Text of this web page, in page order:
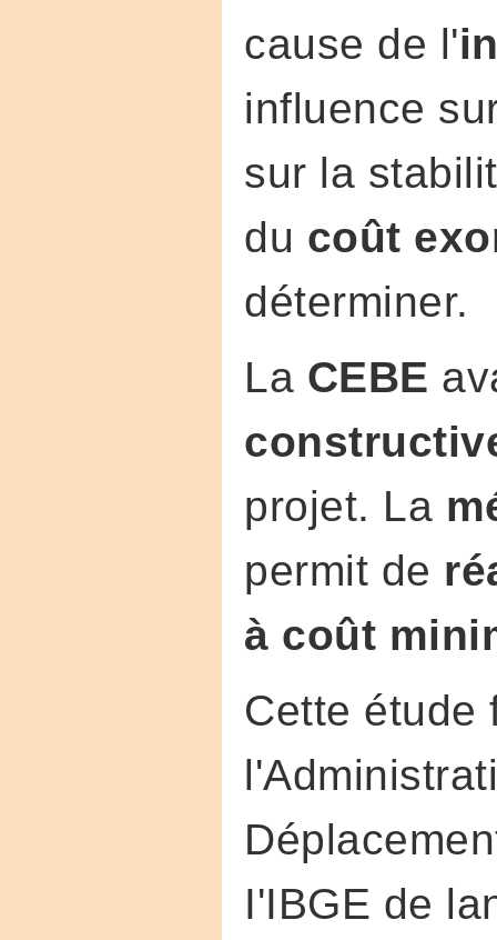
cause de l'
influence
sur la
du coût
déterminer.
La CEBE
projet. La
permit de
à coût
Cette étude
I'IBGE de